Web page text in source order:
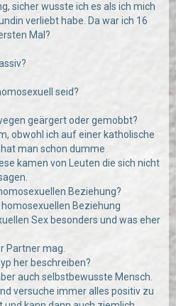
sicher wusste ich es als ich mich
verliebt habe. Da war ich 16
Mal?
seid?
geärgert oder gemobbt?
obwohl ich auf einer katholische
man schon dumme
kamen von Leuten die sich nicht
Beziehung?
Beziehung
Sex besonders und was eher
Partner mag.
her beschreiben?
auch selbstbewusste Mensch.
versuche immer alles positiv zu